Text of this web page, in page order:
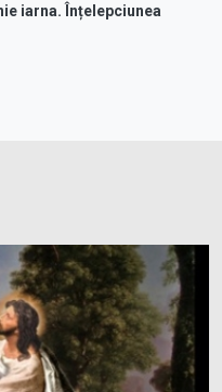
iarna. Înțelepciunea